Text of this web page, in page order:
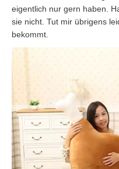
eigentlich nur gern haben.
sie nicht. Tut mir übrigens
bekommt.